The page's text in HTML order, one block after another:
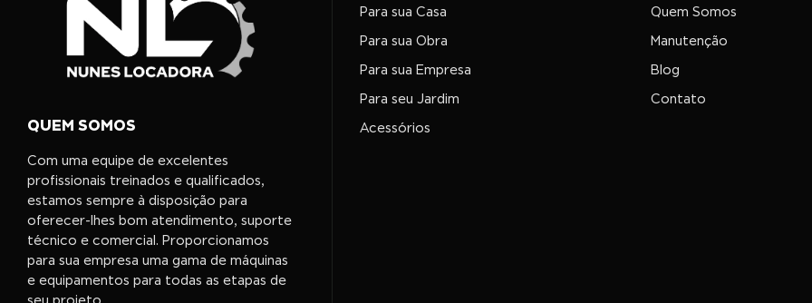
QUEM SOMOS
Com uma equipe de excelentes
profissionais treinados e qualificados,
estamos sempre à disposição para
oferecer-lhes bom atendimento, suporte
técnico e comercial. Proporcionamos
para sua empresa uma gama de máquinas
e equipamentos para todas as etapas de
seu projeto.
Para sua Casa
Para sua Obra
Para sua Empresa
Para seu Jardim
Acessórios
Quem Somos
Manutenção
Blog
Contato